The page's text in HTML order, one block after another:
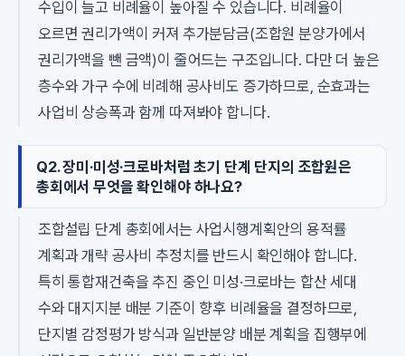
수입이 늘고 비례율이 높아질 수 있습니다. 비례율이
오르면 권리가액이 커져 추가분담금(조합원 분양가에서
권리가액을 뺀 금액)이 줄어드는 구조입니다. 다만 더 높은
층수와 가구 수에 비례해 공사비도 증가하므로, 순효과는
사업비 상승폭과 함께 따져봐야 합니다.
Q2. 장미·미성·크로바처럼 초기 단계 단지의 조합원은
총회에서 무엇을 확인해야 하나요?
조합설립 단계 총회에서는 사업시행계획안의 용적률
계획과 개략 공사비 추정치를 반드시 확인해야 합니다.
특히 통합재건축을 추진 중인 미성·크로바는 합산 세대
수와 대지지분 배분 기준이 향후 비례율을 결정하므로,
단지별 감정평가 방식과 일반분양 배분 계획을 집행부에